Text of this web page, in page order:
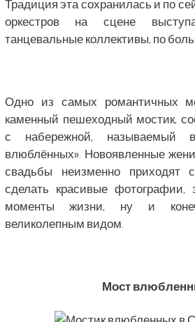
Традиция эта сохранилась и по
оркестров на сцене
танцевальные коллективы, по
Одно из самых романтичных
каменный пешеходный мостик,
с набережной, называемый
влюблённых». Новоявленные
свадьбы неизменно приходят
сделать красивые фотографии,
моменты жизни, ну и
великолепным видом.
Мост